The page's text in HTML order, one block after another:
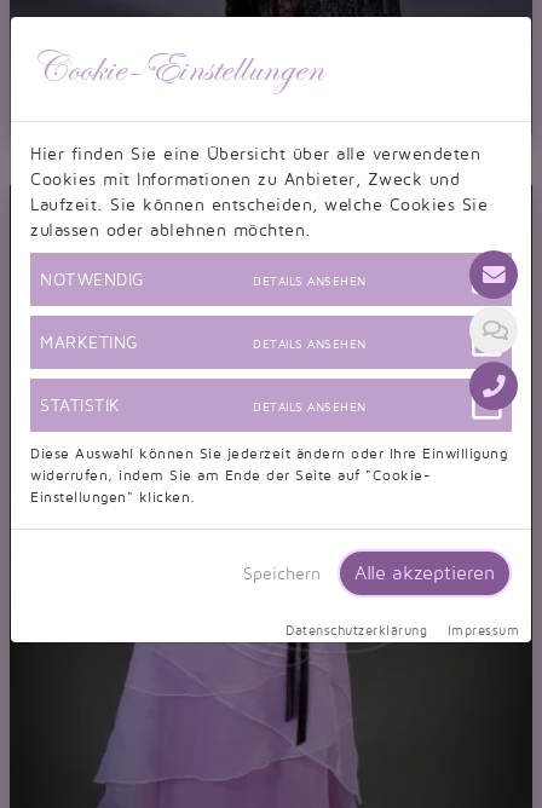
Abendkleid TW0032A
Abendkleid Spitze schwarz transparent durchsichtig sexy trägerlos
Cookie-Einstellungen
Hier finden Sie eine Übersicht über alle verwendeten
Cookies mit Informationen zu Anbieter, Zweck und
Laufzeit. Sie können entscheiden, welche Cookies Sie
zulassen oder ablehnen möchten.
NOTWENDIG DETAILS ANSEHEN
MARKETING DETAILS ANSEHEN
STATISTIK DETAILS ANSEHEN
Diese Auswahl können Sie jederzeit ändern oder Ihre Einwilligung
widerrufen, indem Sie am Ende der Seite auf "Cookie-
Einstellungen" klicken.
Speichern Alle akzeptieren
Datenschutzerklärung Impressum